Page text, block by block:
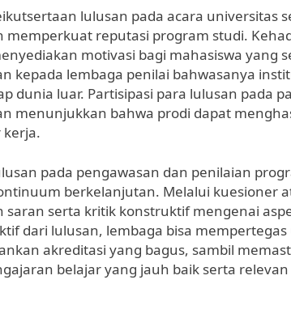
lulusan pada acara universitas
memperkuat reputasi program studi.
motivasi bagi mahasiswa yang
kepada lembaga penilai bahwasanya
dunia luar. Partisipasi para lulusan pada
menunjukkan bahwa prodi dapat
kerja.
pada pengawasan dan penilaian
berkelanjutan. Melalui kuesioner
saran serta kritik konstruktif mengenai
dari lulusan, lembaga bisa
akreditasi yang bagus, sambil
belajar yang jauh baik serta